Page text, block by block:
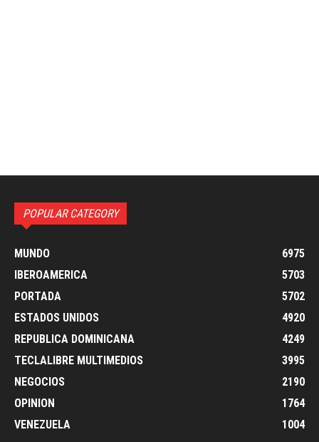
POPULAR CATEGORY
MUNDO
6975
IBEROAMERICA
5703
PORTADA
5702
ESTADOS UNIDOS
4920
REPUBLICA DOMINICANA
4249
TECLALIBRE MULTIMEDIOS
3995
NEGOCIOS
2190
OPINION
1764
VENEZUELA
1004